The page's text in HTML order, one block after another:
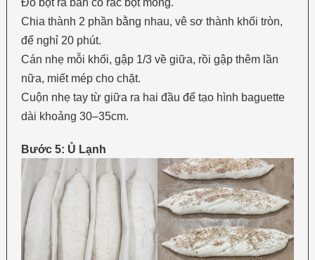
Đổ bột ra bàn có rắc bột mỏng.
Chia thành 2 phần bằng nhau, vê sơ thành khối tròn,
để nghỉ 20 phút.
Cán nhẹ mỗi khối, gập 1/3 về giữa, rồi gập thêm lần
nữa, miết mép cho chặt.
Cuộn nhẹ tay từ giữa ra hai đầu để tạo hình baguette
dài khoảng 30–35cm.
Bước 5: Ủ Lạnh